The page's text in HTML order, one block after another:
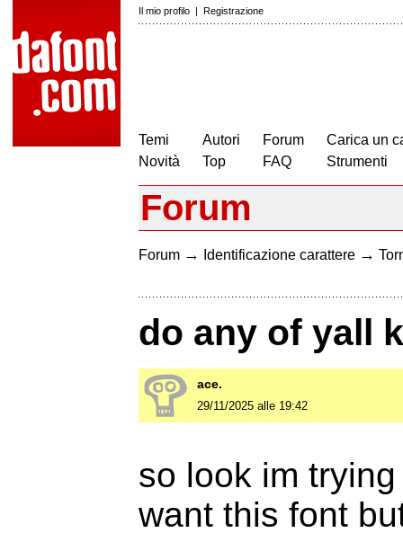
Il mio profilo | Registrazione
Temi
Novità
Autori
Top
Forum
FAQ
Carica un
Strumenti
Forum
Forum → Identificazione carattere →
do any of yall
ace.
29/11/2025 alle 19:42
so look im
want this font